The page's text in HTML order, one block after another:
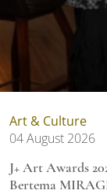
Art & Culture
04 August 2026
J+ Art Awards
Bertema